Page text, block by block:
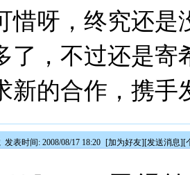
惜呀，终究还是
了，不过还是
新的合作，携手
发表时间: 2008/08/17 18:20 [加为好友][发送消息][